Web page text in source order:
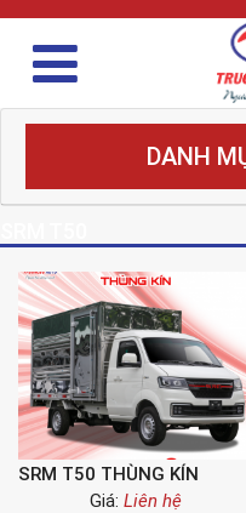
DANH
SRM T50 THÙNG KÍN
Giá: Liên hệ